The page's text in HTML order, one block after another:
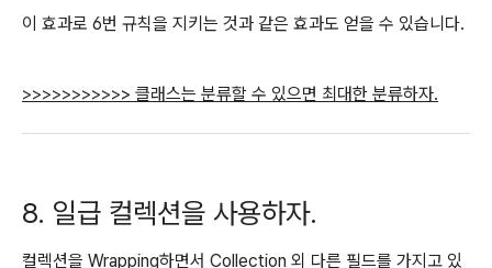
이 효과로 6번 규칙을 지키는 것과 같은 효과도 얻을 수 있습니다.
>>>>>>>>>>> 클래스는 분류할 수 있으면 최대한 분류하자.
8. 일급 컬렉션을 사용하자.
컬렉션을 Wrapping하면서 Collection 외 다른 필드를 가지고 있